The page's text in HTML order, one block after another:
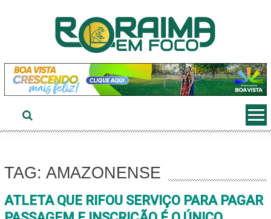
TAG: AMAZONENSE
ATLETA QUE RIFOU SERVIÇO PARA PAGAR